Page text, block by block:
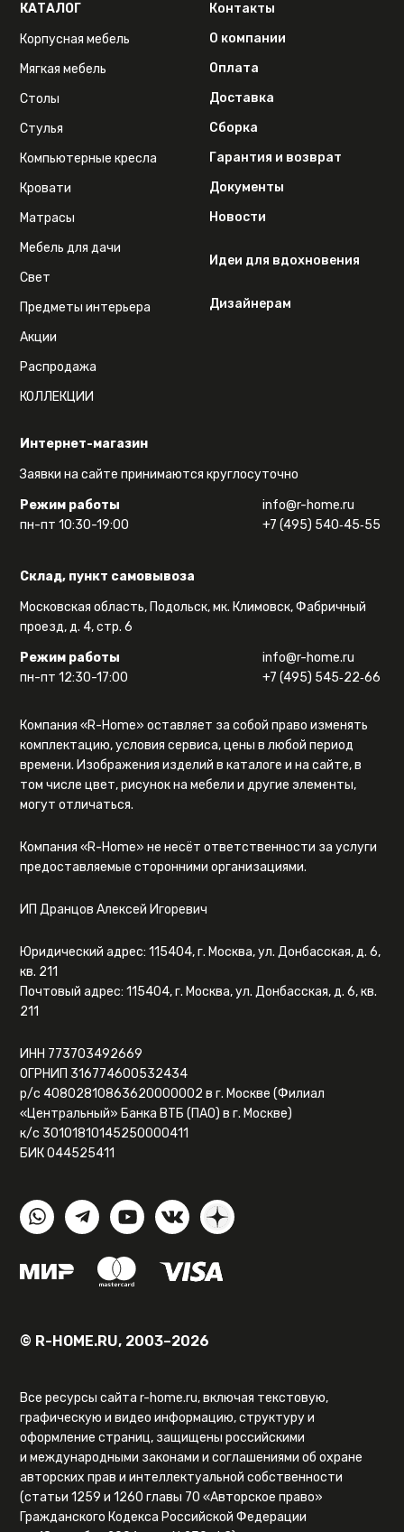
Интернет-магазин
Заявки на сайте принимаются круглосуточно
Режим работы
пн-пт 10:30-19:00
info@r-home.ru
+7 (495) 540‑45‑55
Склад, пункт самовывоза
Московская область, Подольск, мк. Климовск, Фабричный
проезд, д. 4, стр. 6
Режим работы
пн-пт 12:30-17:00
info@r-home.ru
+7 (495) 545‑22‑66
КАТАЛОГ
Корпусная мебель
Мягкая мебель
Столы
Стулья
Компьютерные кресла
Кровати
Матрасы
Мебель для дачи
Свет
Предметы интерьера
Акции
Распродажа
КОЛЛЕКЦИИ
Контакты
О компании
Оплата
Доставка
Сборка
Гарантия и возврат
Документы
Новости
Идеи для вдохновения
Дизайнерам
Компания «R-Home» оставляет за собой право изменять
комплектацию, условия сервиса, цены в любой период
времени. Изображения изделий в каталоге и на сайте, в
том числе цвет, рисунок на мебели и другие элементы,
могут отличаться.
Компания «R-Home» не несёт ответственности за услуги
предоставляемые сторонними организациями.
ИП Дранцов Алексей Игоревич
Юридический адрес: 115404, г. Москва, ул. Донбасская, д. 6,
кв. 211
Почтовый адрес: 115404, г. Москва, ул. Донбасская, д. 6, кв.
211
ИНН 773703492669
ОГРНИП 316774600532434
р/с 40802810863620000002 в г. Москве (Филиал
«Центральный» Банка ВТБ (ПАО) в г. Москве)
к/с 30101810145250000411
БИК 044525411
© R-HOME.RU, 2003–2026
Все ресурсы сайта r-home.ru, включая текстовую,
графическую и видео информацию, структуру и
оформление страниц, защищены российскими
и международными законами и соглашениями об охране
авторских прав и интеллектуальной собственности
(статьи 1259 и 1260 главы 70 «Авторское право»
Гражданского Кодекса Российской Федерации